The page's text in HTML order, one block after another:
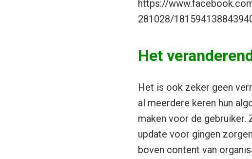
https://
281028/
Het
Het is ook zeker geen
al meerdere keren hun
maken voor de gebruiker.
update voor gingen
boven content van